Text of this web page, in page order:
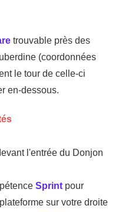
trouvable près des
(coordonnées
le tour de celle-ci
en-dessous.
l'entrée du Donjon
Sprint pour
sur votre droite